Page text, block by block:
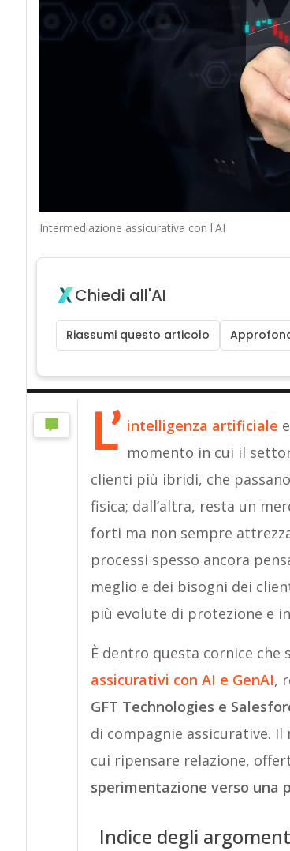
Intermediazione assicurativa con l'AI
Chiedi all'AI
Riassumi questo articolo
L’ intelligenza artificiale
momento in cui il
clienti più ibridi, che
fisica; dall’altra, resta un
forti ma non sempre
processi spesso ancora
meglio e dei bisogni dei
più evolute di protezione e
È dentro questa cornice che
assicurativi con AI e GenAI,
GFT Technologies e
di compagnie assicurative. Il
cui ripensare relazione,
sperimentazione verso una
Indice degli